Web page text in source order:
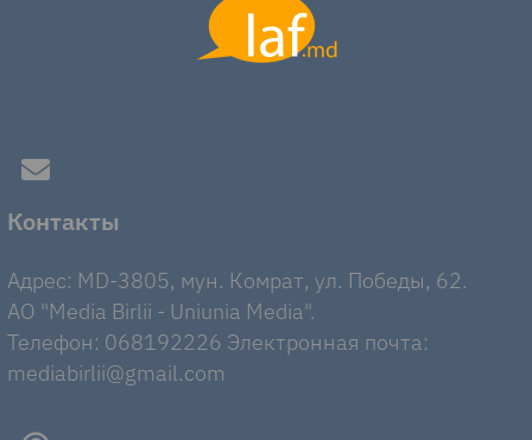
Контакты
Адрес: MD-3805, мун. Комрат, ул. Победы, 62.
AO "Media Birlii - Uniunia Media".
Телефон: 068192226 Электронная почта:
mediabirlii@gmail.com